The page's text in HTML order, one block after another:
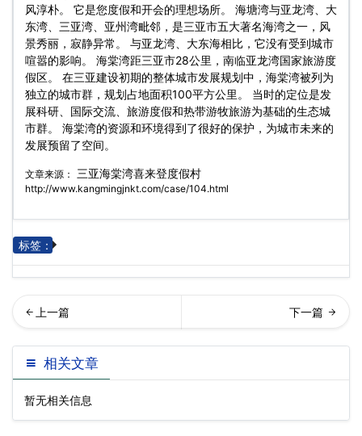
风淳朴。 它是您度假和开会的理想场所。 海塘湾与亚龙湾、大
东湾、三亚湾、亚州湾毗邻，是三亚市五大著名海湾之一，风
景秀丽，寂静异常。 与亚龙湾、大东海相比，它没有受到城市
喧嚣的影响。 海棠湾距三亚市28公里，南临亚龙湾国家旅游度
假区。 在三亚建设初期的整体城市发展规划中，海棠湾被列为
独立的城市群，规划占地面积100平方公里。 当时的定位是发
展科研、国际交流、旅游度假和热带游牧旅游为基础的生态城
市群。 海棠湾的资源和环境得到了很好的保护，为城市未来的
发展预留了空间。
文章来源： 三亚海棠湾喜来登度假村
http://www.kangmingjnkt.com/case/104.html
标签：
州鹿湖温泉假日酒店… 海长隆横琴湾酒店
相关文章
暂无相关信息